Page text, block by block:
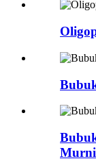
Murni